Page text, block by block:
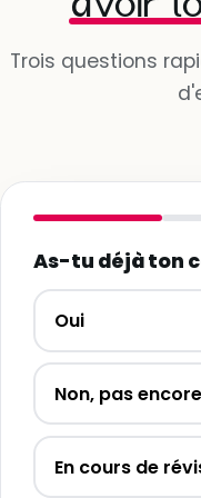
Trois questions
As-tu déjà ton
Oui
Non, pas encore
En cours de